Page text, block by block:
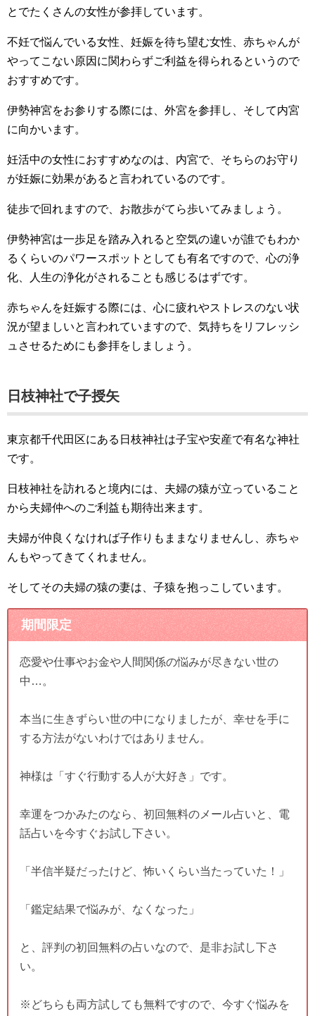
とでたくさんの女性が参拝しています。
不妊で悩んでいる女性、妊娠を待ち望む女性、赤ちゃんが
やってこない原因に関わらずご利益を得られるというので
おすすめです。
伊勢神宮をお参りする際には、外宮を参拝し、そして内宮
に向かいます。
妊活中の女性におすすめなのは、内宮で、そちらのお守り
が妊娠に効果があると言われているのです。
徒歩で回れますので、お散歩がてら歩いてみましょう。
伊勢神宮は一歩足を踏み入れると空気の違いが誰でもわか
るくらいのパワースポットとしても有名ですので、心の浄
化、人生の浄化がされることも感じるはずです。
赤ちゃんを妊娠する際には、心に疲れやストレスのない状
況が望ましいと言われていますので、気持ちをリフレッシ
ュさせるためにも参拝をしましょう。
日枝神社で子授矢
東京都千代田区にある日枝神社は子宝や安産で有名な神社
です。
日枝神社を訪れると境内には、夫婦の猿が立っていること
から夫婦仲へのご利益も期待出来ます。
夫婦が仲良くなければ子作りもままなりませんし、赤ちゃ
んもやってきてくれません。
そしてその夫婦の猿の妻は、子猿を抱っこしています。
期間限定
恋愛や仕事やお金や人間関係の悩みが尽きない世の
中…。
本当に生きずらい世の中になりましたが、幸せを手に
する方法がないわけではありません。
神様は「すぐ行動する人が大好き」です。
幸運をつかみたのなら、初回無料のメール占いと、電
話占いを今すぐお試し下さい。
「半信半疑だったけど、怖いくらい当たっていた！」
「鑑定結果で悩みが、なくなった」
と、評判の初回無料の占いなので、是非お試し下さ
い。
※どちらも両方試しても無料ですので、今すぐ悩みを